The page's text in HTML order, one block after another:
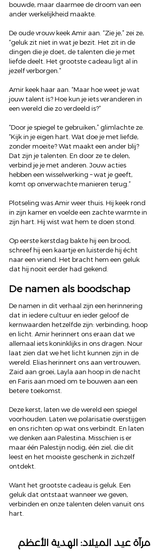
bouwde, maar daarmee de droom van een
ander werkelijkheid maakte.
De oude vrouw keek Amir aan. “Zie je,” zei ze,
“geluk zit niet in wat je bezit. Het zit in de
dingen die je doet, de talenten die je met
liefde deelt. Het grootste cadeau ligt al in
jezelf verborgen.”
Amir keek haar aan. “Maar hoe weet je wat
jouw talent is? Hoe kun je iets veranderen in
een wereld die zo verdeeld is?”
“Door je spiegel te gebruiken,” glimlachte ze.
“Kijk in je eigen hart. Wat doe je met liefde,
zonder moeite? Wat maakt een ander blij?
Dat zijn je talenten. En door ze te delen,
verbind je je met anderen. Jouw acties
hebben een wisselwerking – wat je geeft,
komt op onverwachte manieren terug.”
Plotseling was Amir weer thuis. Hij keek rond
in zijn kamer en voelde een zachte warmte in
zijn hart. Hij wist wat hem te doen stond.
Op eerste kerstdag bakte hij een brood,
schreef hij een kaartje en luisterde hij écht
naar een vriend. Het bracht hem een geluk
dat hij nooit eerder had gekend.
De namen als boodschap
De namen in dit verhaal zijn een herinnering
dat in iedere cultuur en ieder geloof de
kernwaarden hetzelfde zijn: verbinding, hoop
en licht. Amir herinnert ons eraan dat we
allemaal iets koninklijks in ons dragen. Nour
laat zien dat we het licht kunnen zijn in de
wereld. Elias herinnert ons aan vertrouwen,
Zaid aan groei, Layla aan hoop in de nacht
en Faris aan moed om te bouwen aan een
betere toekomst.
Deze kerst, laten we de wereld een spiegel
voorhouden. Laten we polarisatie overstijgen
en ons richten op wat ons verbindt. En laten
we denken aan Palestina. Misschien is er
maar één Palestijn nodig, één ziel, die dit
leest en het mooiste geschenk in zichzelf
ontdekt.
Want het grootste cadeau is geluk. Een
geluk dat ontstaat wanneer we geven,
verbinden en onze talenten delen vanuit ons
hart.
مرآة عيد الميلاد: الهدية الأعظم